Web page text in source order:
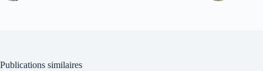
Publications similaires